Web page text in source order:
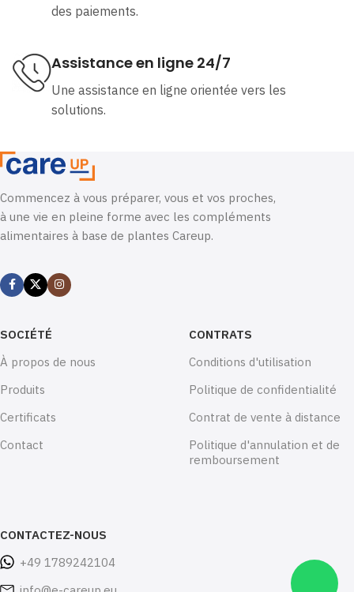
des paiements.
Assistance en ligne 24/7
Une assistance en ligne orientée vers les
solutions.
Commencez à vous préparer, vous et vos proches,
à une vie en pleine forme avec les compléments
alimentaires à base de plantes Careup.
SOCIÉTÉ
À propos de nous
Produits
Certificats
Contact
CONTRATS
Conditions d'utilisation
Politique de confidentialité
Contrat de vente à distance
Politique d'annulation et de
remboursement
CONTACTEZ-NOUS
+49 1789242104